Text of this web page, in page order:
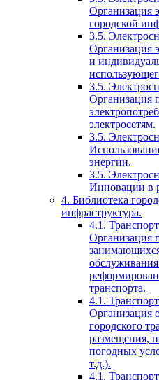
Организация
городской
3.5.
Организация
и
3.5.
Организация
электросетям.
3.5.
энергии.
3.5.
Инновации в
4. Библиотека
инфраструктура.
4.1.
Организация
транспорта.
4.1.
Организация
городского
размещения,
погодных
т.д.).
4.1.